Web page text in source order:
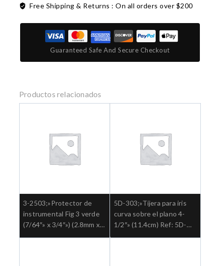
Free Shipping & Returns : On all orders over $200
Guaranteed Safe And Secure Checkout
Productos relacionados
3-2503;»Protector de
instrumental Fig 3 verde
(7/64″» x 3/4″») (2.8mm x
5D-303;»Tijera para iris
curva sobre el plano 4-
1/2″» (11.4cm) Ref: 5D-